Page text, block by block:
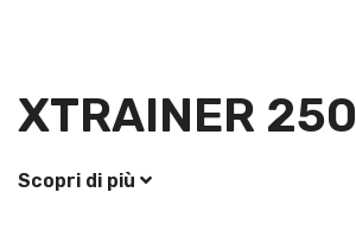
XTRAINER 250
Scopri di più